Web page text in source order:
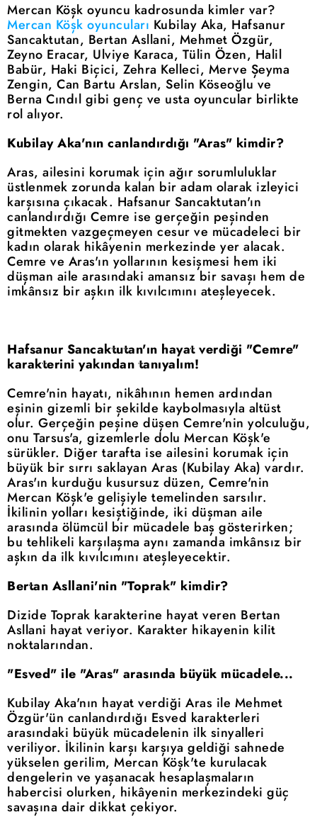
Mercan Köşk oyuncu kadrosunda kimler var?
Mercan Köşk oyuncuları Kubilay Aka, Hafsanur
Sancaktutan, Bertan Asllani, Mehmet Özgür,
Zeyno Eracar, Ulviye Karaca, Tülin Özen, Halil
Babür, Haki Biçici, Zehra Kelleci, Merve Şeyma
Zengin, Can Bartu Arslan, Selin Köseoğlu ve
Berna Cındıl gibi genç ve usta oyuncular birlikte
rol alıyor.
Kubilay Aka'nın canlandırdığı "Aras" kimdir?
Aras, ailesini korumak için ağır sorumluluklar
üstlenmek zorunda kalan bir adam olarak izleyici
karşısına çıkacak. Hafsanur Sancaktutan'ın
canlandırdığı Cemre ise gerçeğin peşinden
gitmekten vazgeçmeyen cesur ve mücadeleci bir
kadın olarak hikâyenin merkezinde yer alacak.
Cemre ve Aras'ın yollarının kesişmesi hem iki
düşman aile arasındaki amansız bir savaşı hem de
imkânsız bir aşkın ilk kıvılcımını ateşleyecek.
Hafsanur Sancaktutan'ın hayat verdiği "Cemre"
karakterini yakından tanıyalım!
Cemre'nin hayatı, nikâhının hemen ardından
eşinin gizemli bir şekilde kaybolmasıyla altüst
olur. Gerçeğin peşine düşen Cemre'nin yolculuğu,
onu Tarsus'a, gizemlerle dolu Mercan Köşk'e
sürükler. Diğer tarafta ise ailesini korumak için
büyük bir sırrı saklayan Aras (Kubilay Aka) vardır.
Aras'ın kurduğu kusursuz düzen, Cemre'nin
Mercan Köşk'e gelişiyle temelinden sarsılır.
İkilinin yolları kesiştiğinde, iki düşman aile
arasında ölümcül bir mücadele baş gösterirken;
bu tehlikeli karşılaşma aynı zamanda imkânsız bir
aşkın da ilk kıvılcımını ateşleyecektir.
Bertan Asllani'nin "Toprak" kimdir?
Dizide Toprak karakterine hayat veren Bertan
Asllani hayat veriyor. Karakter hikayenin kilit
noktalarından.
"Esved" ile "Aras" arasında büyük mücadele...
Kubilay Aka'nın hayat verdiği Aras ile Mehmet
Özgür'ün canlandırdığı Esved karakterleri
arasındaki büyük mücadelenin ilk sinyalleri
veriliyor. İkilinin karşı karşıya geldiği sahnede
yükselen gerilim, Mercan Köşk'te kurulacak
dengelerin ve yaşanacak hesaplaşmaların
habercisi olurken, hikâyenin merkezindeki güç
savaşına dair dikkat çekiyor.